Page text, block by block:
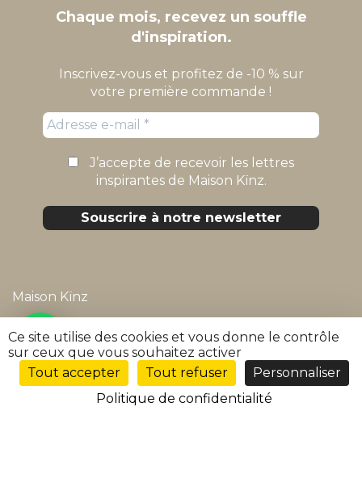
Chaque mois, recevez un souffle
d'inspiration.
Inscrivez-vous et profitez de -10 % sur
votre première commande !
J’accepte de recevoir les lettres
inspirantes de Maison Kïnz.
Maison Kïnz
Mentions légales
Politique de confidentialité
Conditions générales de vente
FR
Ce site utilise des cookies et vous donne le contrôle
sur ceux que vous souhaitez activer
Tout accepter
Tout refuser
Personnaliser
Politique de confidentialité